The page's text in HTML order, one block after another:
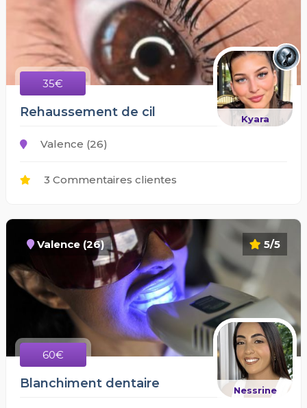
35€
Kyara
Rehaussement de cil
Valence (26)
3 Commentaires clientes
5/5
Valence (26)
60€
Nessrine
Blanchiment dentaire